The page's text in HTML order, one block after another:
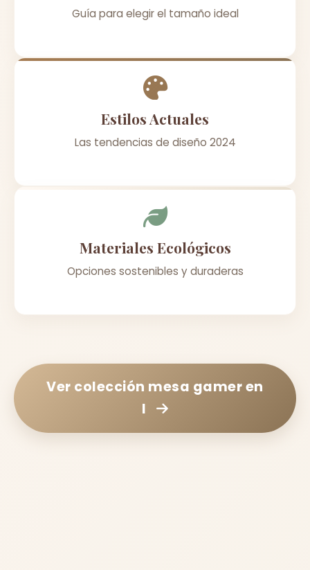
Guía para elegir el tamaño ideal
Estilos Actuales
Las tendencias de diseño 2024
Materiales Ecológicos
Opciones sostenibles y duraderas
Ver colección mesa gamer en
l